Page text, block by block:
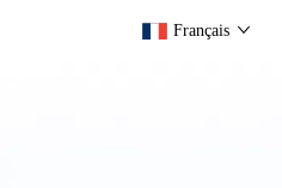
Français